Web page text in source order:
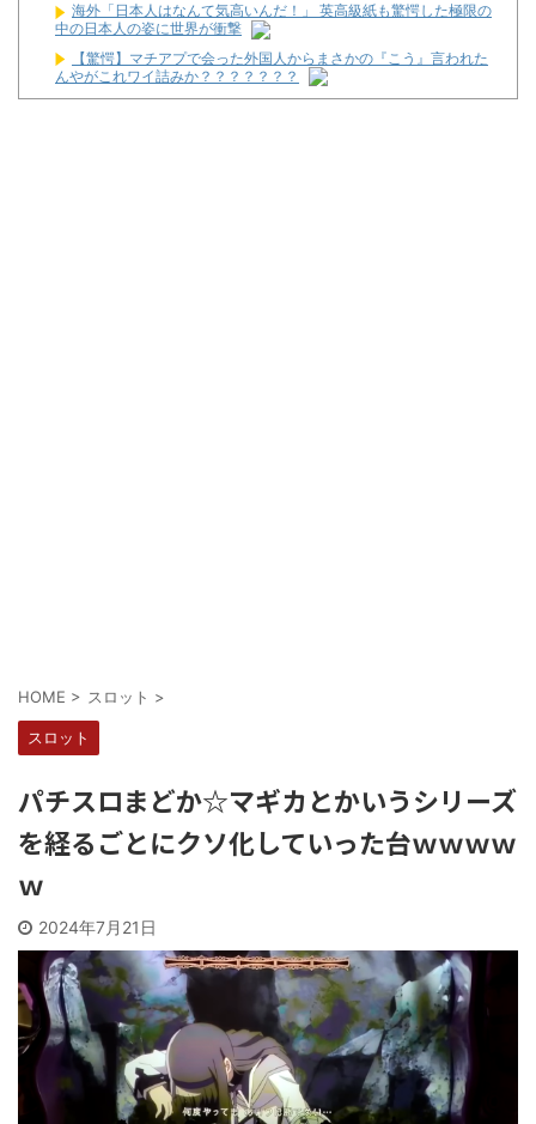
海外「日本人はなんて気高いんだ！」 英高級紙も驚愕した極限の
中の日本人の姿に世界が衝撃
【驚愕】マチアプで会った外国人からまさかの『こう』言われた
んやがこれワイ詰みか？？？？？？？
【衝撃】クロちゃん、とち狂ったツイートをする←コレ言うほど
HOME > スロット >
スロット
パチスロまどか☆マギカとかいうシリーズ
を経るごとにクソ化していった台ｗｗｗｗ
ｗ
2024年7月21日